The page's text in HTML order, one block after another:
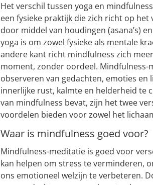
Het verschil tussen yoga en
een fysieke praktijk die zich richt op
door middel van houdingen (asana’s)
yoga is om zowel fysieke als mentale
andere kant richt mindfulness zich
moment, zonder oordeel.
observeren van gedachten, emoties en
innerlijke rust, kalmte en helderheid te
van mindfulness bevat, zijn het twee
voordelen bieden voor zowel het
Waar is mindfulness goed voor?
Mindfulness-meditatie is goed voor
kan helpen om stress te verminderen,
ons emotioneel welzijn te verbeteren.